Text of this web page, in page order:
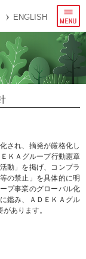
ENGLISH
ニ
ュ
ー
され、摘発が厳格化し
ＫＡグループ行動憲章
動」を掲げ、コンプラ
の禁止」を具体的に明
プ事業のグローバル化
鑑み、ＡＤＥＫＡグル
あります。